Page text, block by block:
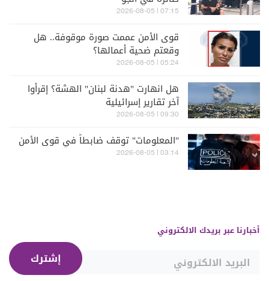
07:15 | 2026-08-05
قوى الأمن عممت صورة موقوفة.. هل
وقعتم ضحية أعمالها؟
05:24 | 2026-08-05
هل انهارت "هدنة لبنان" الهشة؟ إقرأوا
آخر تقارير إسرائيلية
09:30 | 2026-08-05
"المعلومات" توقف ضابطاً في قوى الأمن
03:14 | 2026-08-05
أخبارنا عبر بريدك الالكتروني
إشترك